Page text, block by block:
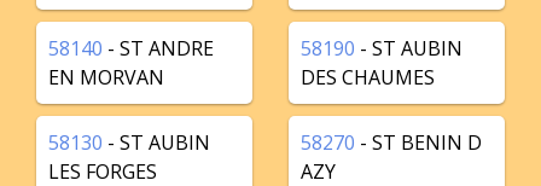
58140 - ST ANDRE
EN MORVAN
58190 - ST AUBIN
DES CHAUMES
58130 - ST AUBIN
LES FORGES
58270 - ST BENIN D
AZY